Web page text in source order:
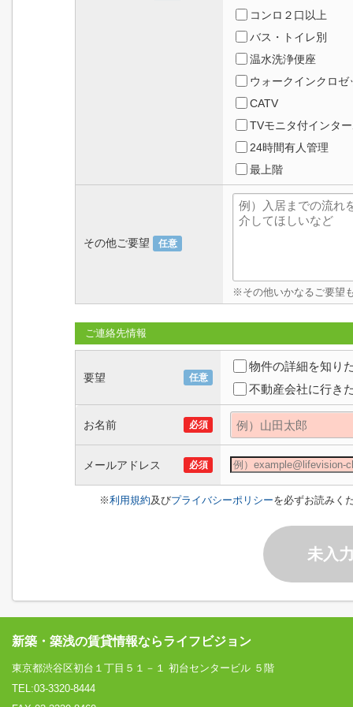
コンロ２口以上
バス・トイレ別
温水洗浄便座
ウォークインクロゼ
CATV
TVモニタ付インタ
24時間有人管理
最上階
その他ご要望 任意
※その他いかなるご要望
ご連絡先情報
要望 任意
物件の詳細を知り
不動産会社に行き
お名前 必須
メールアドレス 必須
※利用規約及びプライバシーポリシーを必ずお読みく
未入
新築・築浅の賃貸情報ならライフビジョン
東京都渋谷区初台１丁目５１－１ 初台センタービル ５階
TEL:03-3320-8444